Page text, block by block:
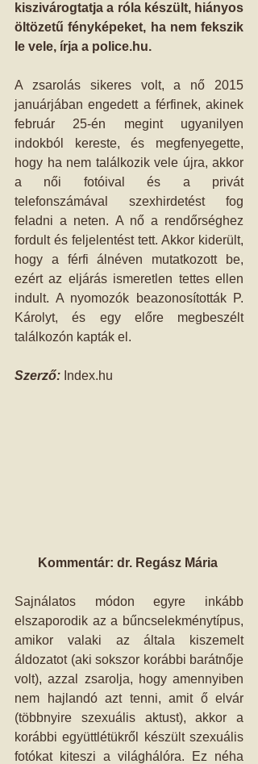
kiszivárogtatja a róla készült, hiányos
öltözetű fényképeket, ha nem fekszik
le vele, írja a police.hu.
A zsarolás sikeres volt, a nő 2015
januárjában engedett a férfinek, akinek
február 25-én megint ugyanilyen
indokból kereste, és megfenyegette,
hogy ha nem találkozik vele újra, akkor
a női fotóival és a privát
telefonszámával szexhirdetést fog
feladni a neten. A nő a rendőrséghez
fordult és feljelentést tett. Akkor kiderült,
hogy a férfi álnéven mutatkozott be,
ezért az eljárás ismeretlen tettes ellen
indult. A nyomozók beazonosították P.
Károlyt, és egy előre megbeszélt
találkozón kapták el.
Szerző: Index.hu
Kommentár: dr. Regász Mária
Sajnálatos módon egyre inkább
elszaporodik az a bűncselekménytípus,
amikor valaki az általa kiszemelt
áldozatot (aki sokszor korábbi barátnője
volt), azzal zsarolja, hogy amennyiben
nem hajlandó azt tenni, amit ő elvár
(többnyire szexuális aktust), akkor a
korábbi együttlétükről készült szexuális
fotókat kiteszi a világhálóra. Ez néha